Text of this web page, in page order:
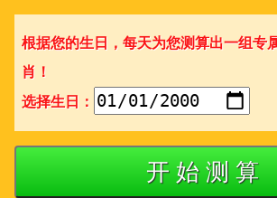
根据您的生日，每天为您测算出一组专
肖！
选择生日：
开 始 测 算